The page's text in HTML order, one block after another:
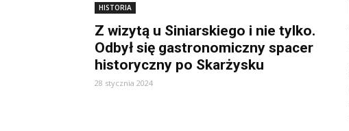
HISTORIA
Z wizytą u Siniarskiego i nie tylko.
Odbył się gastronomiczny spacer
historyczny po Skarżysku
28 stycznia 2024